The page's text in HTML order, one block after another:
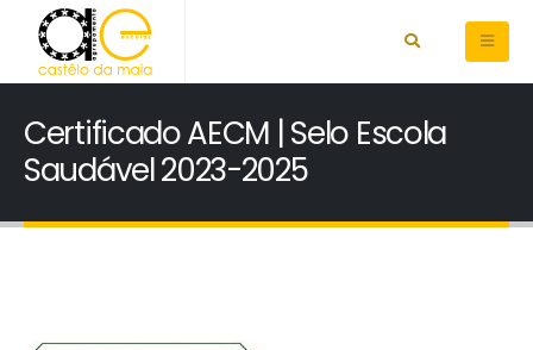
Certificado AECM | Selo Escola
Saudável 2023-2025